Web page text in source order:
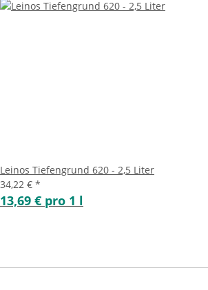
Leinos Tiefengrund 620 - 2,5 Liter
34,22 € *
13,69 € pro 1 l